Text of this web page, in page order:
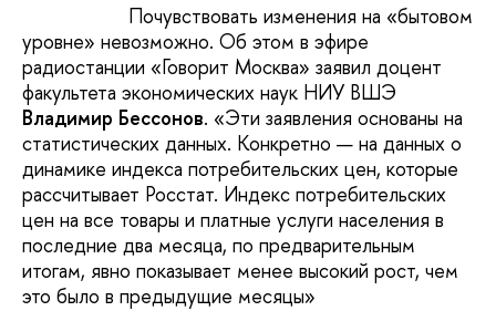
Почувствовать изменения на «бытовом
уровне» невозможно. Об этом в эфире
радиостанции «Говорит Москва» заявил доцент
факультета экономических наук НИУ ВШЭ
Владимир Бессонов. «Эти заявления основаны на
статистических данных. Конкретно — на данных о
динамике индекса потребительских цен, которые
рассчитывает Росстат. Индекс потребительских
цен на все товары и платные услуги населения в
последние два месяца, по предварительным
итогам, явно показывает менее высокий рост, чем
это было в предыдущие месяцы»